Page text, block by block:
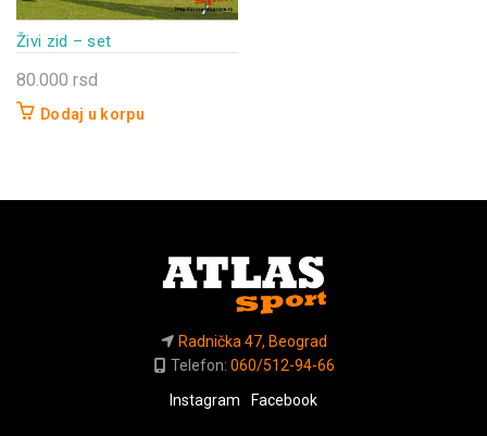
Živi zid – set
80.000 rsd
Dodaj u korpu
Radnička 47, Beograd
Telefon: 060/512-94-66
Instagram
Facebook